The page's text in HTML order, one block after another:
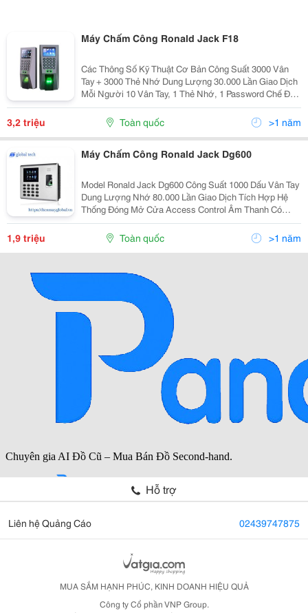
Máy Chấm Công Ronald Jack F18
Các Thông Số Kỹ Thuật Cơ Bản Công Suất 3000 Vân
Tay + 3000 Thẻ Nhớ Dung Lượng 30.000 Lần Giao Dịch
Mỗi Người 10 Vân Tay, 1 Thẻ Nhớ, 1 Password Chế Độ
Anti Passback Có Thiết Lập Mở Cửa Nhiều Cách Cổng
Wiegand Kết Nối...
3,2 triệu Toàn quốc >1 năm
Máy Chấm Công Ronald Jack Dg600
Model Ronald Jack Dg600 Công Suất 1000 Dấu Vân Tay
Dung Lượng Nhớ 80.000 Lần Giao Dịch Tích Hợp Hệ
Thống Đóng Mở Cửa Access Control Âm Thanh Có
Password Có Hẹn Giờ Tắt Mở Máy Có Màn Hình 2.8″ Tft
1,9 triệu Toàn quốc >1 năm
Hỗ trợ
Liên hệ Quảng Cáo 02439747875
MUA SẮM HẠNH PHÚC, KINH DOANH HIỆU QUẢ
Công ty Cổ phần VNP Group.